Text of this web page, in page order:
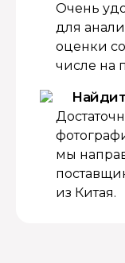
Очень
для
оценки
числе на
мы
из Китая.